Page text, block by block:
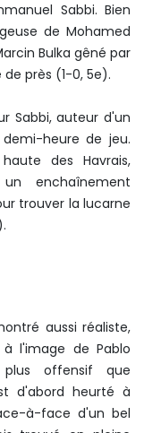
Sabbi. Bien
de Mohamed
Bulka gêné par
près (1-0, 5e).
Sabbi, auteur d'un
heure de jeu.
des Havrais,
enchaînement
trouver la lucarne
aussi réaliste,
l'image de Pablo
plus offensif que
d'abord heurté à
à-face d'un bel